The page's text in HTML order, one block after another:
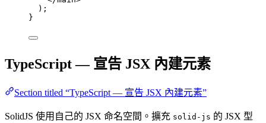
);
}
TypeScript — 宣告 JSX 內建元素
Section titled “TypeScript — 宣告 JSX 內建元素”
SolidJS 使用自己的 JSX 命名空間。擴充 solid-js 的 JSX 型